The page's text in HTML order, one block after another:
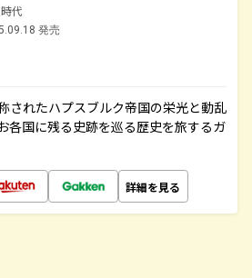
代
発売
されたハプスブルク帝国の栄光と動乱
各国に残る史跡を巡る歴史を旅するガ
詳細を見る